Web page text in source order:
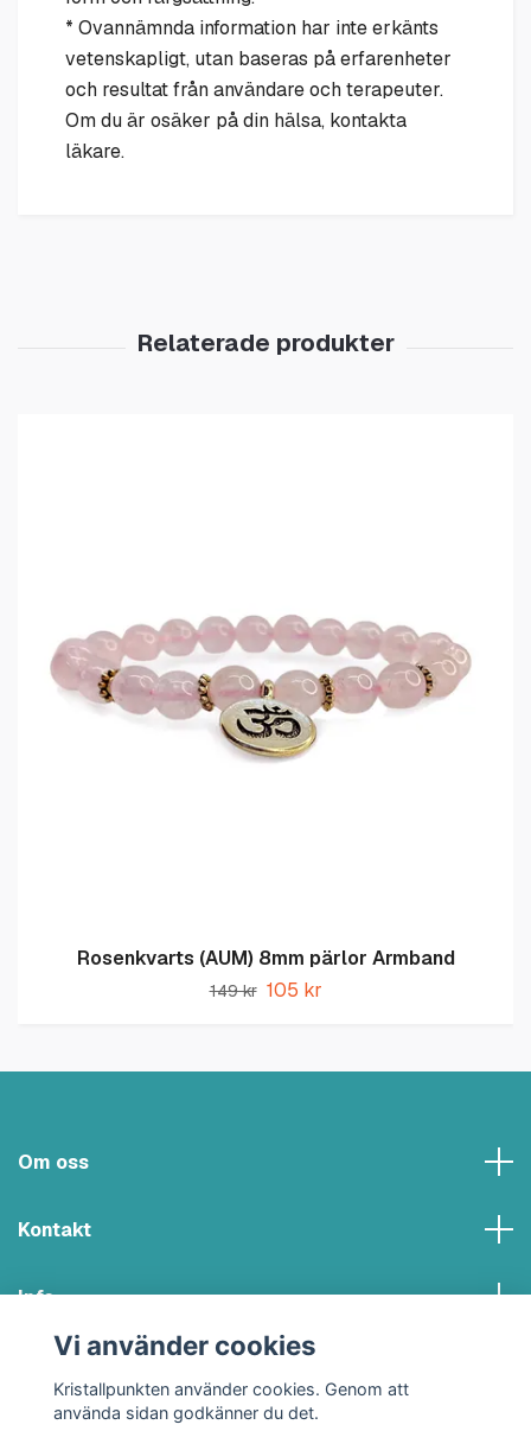
* Ovannämnda information har inte erkänts
vetenskapligt, utan baseras på erfarenheter
och resultat från användare och terapeuter.
Om du är osäker på din hälsa, kontakta
läkare.
Rosenkvarts (AUM) 8mm pärlor Armband
149 kr 105 kr
Om oss
Kontakt
Info
Vi använder cookies
Kristallpunkten använder cookies. Genom att
använda sidan godkänner du det.